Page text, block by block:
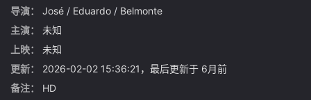
导演： José / Eduardo / Belmonte
主演：
未知
上映：
未知
更新：
2026-02-02 15:36:21，最后更新于 6月前
备注：
HD